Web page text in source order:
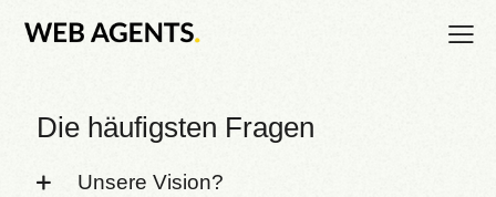
Die häufigsten Fragen
Unsere Vision?